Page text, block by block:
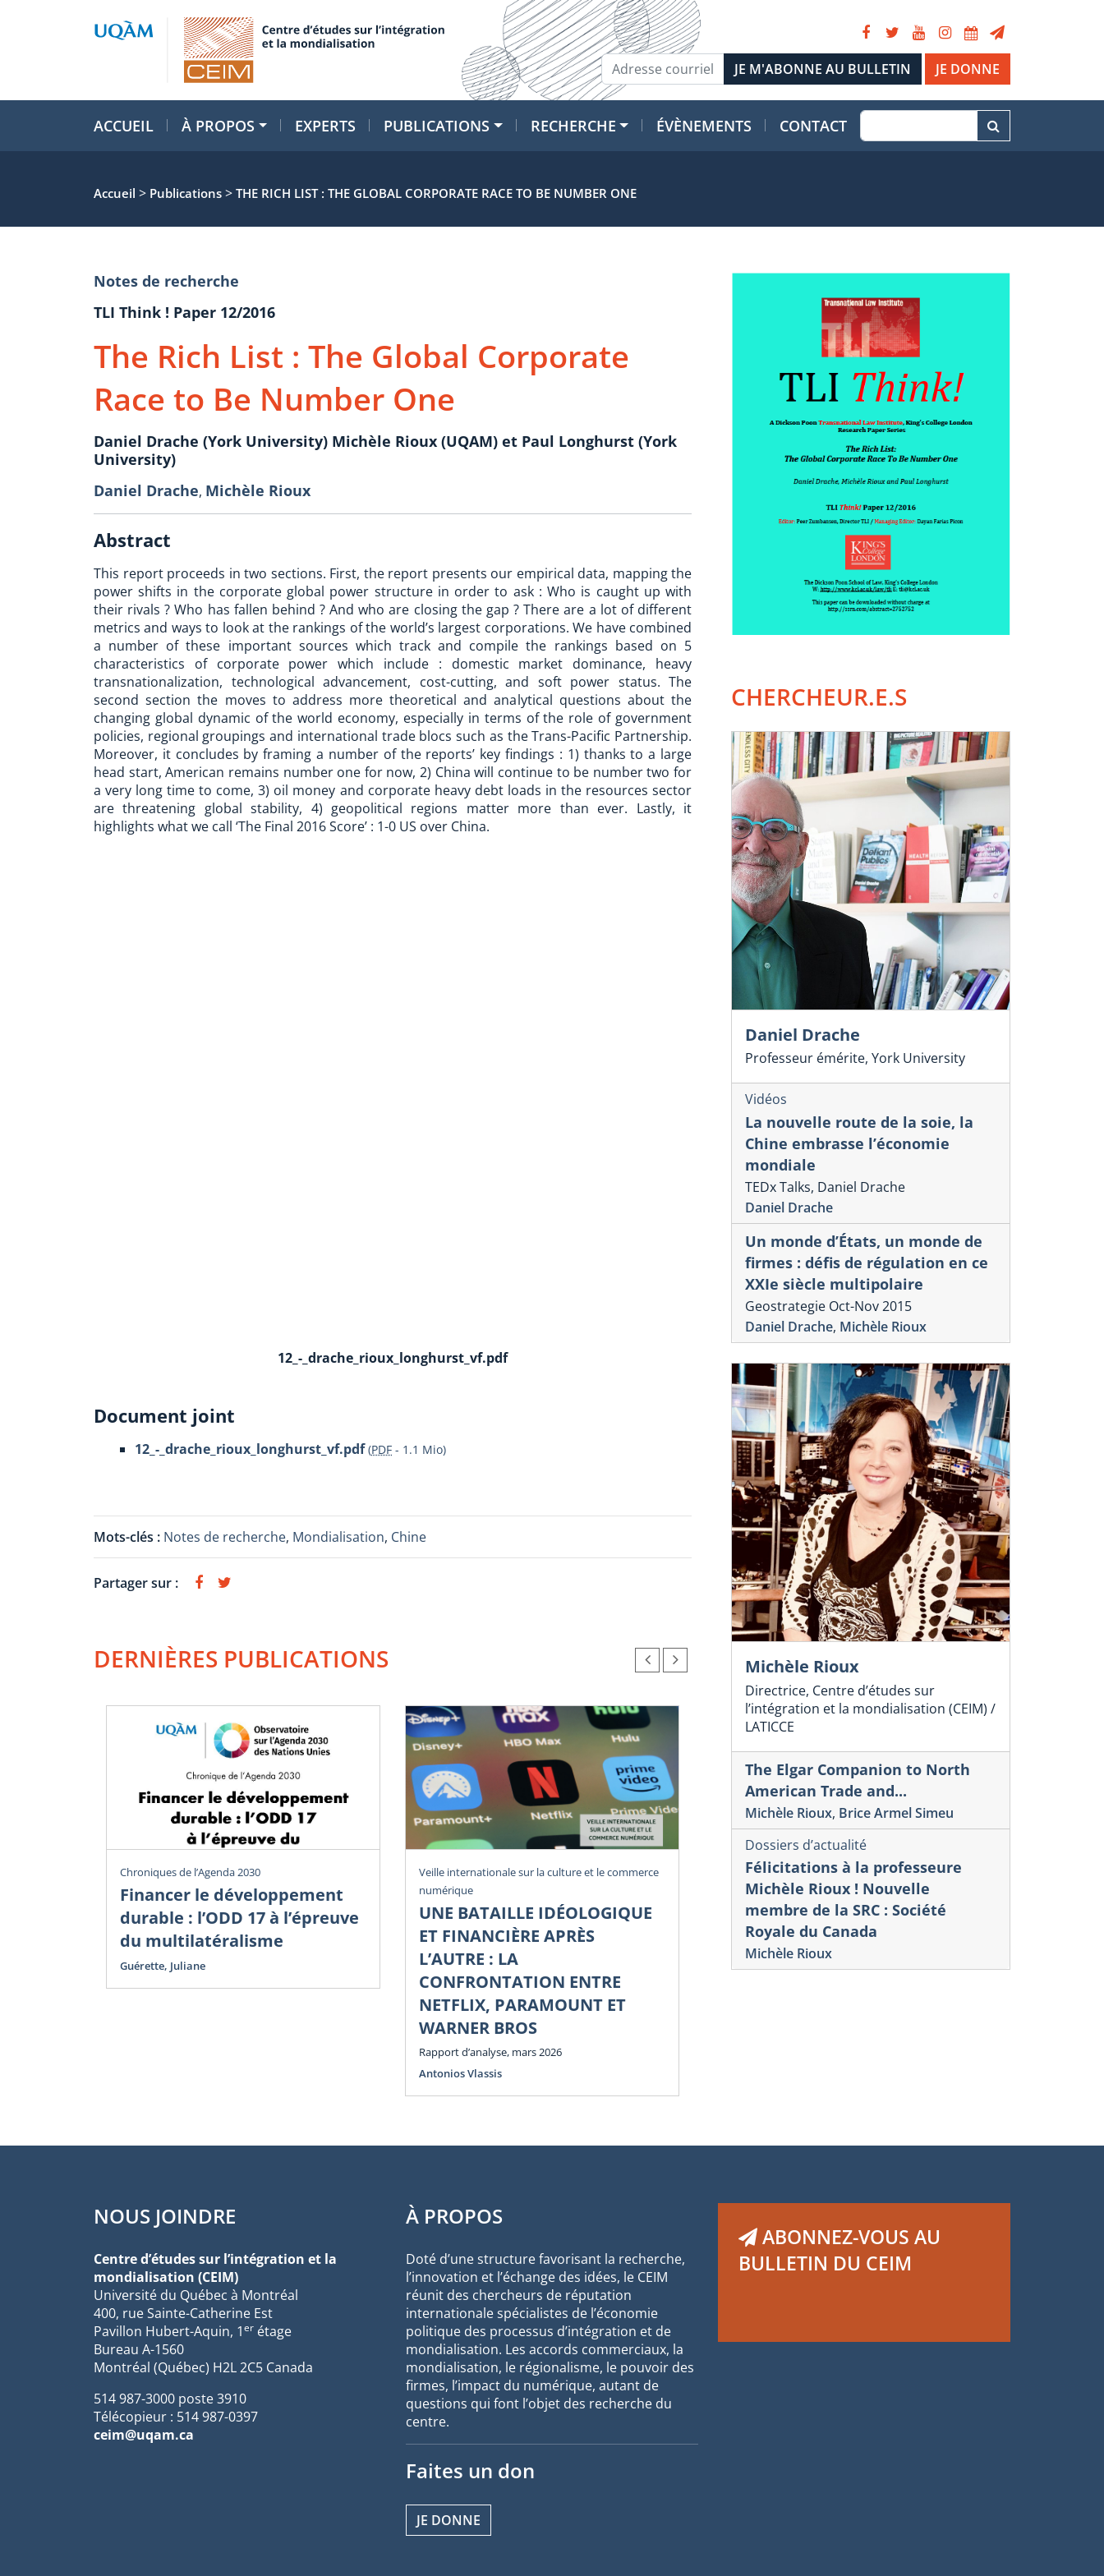
JE DONNE
ACCUEIL À PROPOS EXPERTS PUBLICATIONS RECHERCHE ÉVÈNEMENTS CONTACT
Accueil > Publications > THE RICH LIST : THE GLOBAL CORPORATE RACE TO BE NUMBER ONE
Notes de recherche
TLI Think ! Paper 12/2016
The Rich List : The Global Corporate
Race to Be Number One
Daniel Drache (York University) Michèle Rioux (UQAM) et Paul Longhurst (York
University)
Daniel Drache, Michèle Rioux
Abstract
This report proceeds in two sections. First, the report presents our empirical data, mapping the
power shifts in the corporate global power structure in order to ask : Who is caught up with
their rivals ? Who has fallen behind ? And who are closing the gap ? There are a lot of different
metrics and ways to look at the rankings of the world’s largest corporations. We have combined
a number of these important sources which track and compile the rankings based on 5
characteristics of corporate power which include : domestic market dominance, heavy
transnationalization, technological advancement, cost-cutting, and soft power status. The
second section the moves to address more theoretical and analytical questions about the
changing global dynamic of the world economy, especially in terms of the role of government
policies, regional groupings and international trade blocs such as the Trans-Pacific Partnership.
Moreover, it concludes by framing a number of the reports’ key findings : 1) thanks to a large
head start, American remains number one for now, 2) China will continue to be number two for
a very long time to come, 3) oil money and corporate heavy debt loads in the resources sector
are threatening global stability, 4) geopolitical regions matter more than ever. Lastly, it
highlights what we call ‘The Final 2016 Score’ : 1-0 US over China.
12_-_drache_rioux_longhurst_vf.pdf
Document joint
12_-_drache_rioux_longhurst_vf.pdf (PDF - 1.1 Mio)
Mots-clés : Notes de recherche, Mondialisation, Chine
Partager sur :
DERNIÈRES PUBLICATIONS
Chroniques de l’Agenda 2030
Financer le développement
durable : l’ODD 17 à l’épreuve
du multilatéralisme
Guérette, Juliane
Veille internationale sur la culture et le commerce
numérique
UNE BATAILLE IDÉOLOGIQUE
ET FINANCIÈRE APRÈS
L’AUTRE : LA
CONFRONTATION ENTRE
NETFLIX, PARAMOUNT ET
WARNER BROS
Rapport d’analyse, mars 2026
Antonios Vlassis
Revue Interventions économiques
Understanding Trade
Linkages and Trade
Disconnects
CHERCHEUR.E.S
Daniel Drache
Professeur émérite, York University
Vidéos
La nouvelle route de la soie, la
Chine embrasse l’économie
mondiale
TEDx Talks, Daniel Drache
Daniel Drache
Un monde d’États, un monde de
firmes : défis de régulation en ce
XXIe siècle multipolaire
Geostrategie Oct-Nov 2015
Daniel Drache, Michèle Rioux
Michèle Rioux
Directrice, Centre d’études sur
l’intégration et la mondialisation (CEIM) /
LATICCE
The Elgar Companion to North
American Trade and...
Michèle Rioux, Brice Armel Simeu
Dossiers d’actualité
Félicitations à la professeure
Michèle Rioux ! Nouvelle
membre de la SRC : Société
Royale du Canada
Michèle Rioux
NOUS JOINDRE
Centre d’études sur l’intégration et la
mondialisation (CEIM)
Université du Québec à Montréal
400, rue Sainte-Catherine Est
Pavillon Hubert-Aquin, 1er étage
Bureau A-1560
Montréal (Québec) H2L 2C5 Canada
514 987-3000 poste 3910
Télécopieur : 514 987-0397
ceim@uqam.ca
À PROPOS
Doté d’une structure favorisant la recherche,
l’innovation et l’échange des idées, le CEIM
réunit des chercheurs de réputation
internationale spécialistes de l’économie
politique des processus d’intégration et de
mondialisation. Les accords commerciaux, la
mondialisation, le régionalisme, le pouvoir des
firmes, l’impact du numérique, autant de
questions qui font l’objet des recherche du
centre.
Faites un don
JE DONNE
ABONNEZ-VOUS AU
BULLETIN DU CEIM